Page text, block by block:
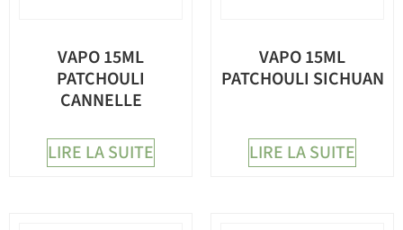
VAPO 15ML
PATCHOULI
CANNELLE
LIRE LA SUITE
VAPO 15ML
PATCHOULI SICHUAN
LIRE LA SUITE